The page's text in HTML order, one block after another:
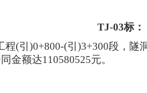
TJ-03标：
程(引)0+800-(引)3+300段，隧
金额达110580525元。